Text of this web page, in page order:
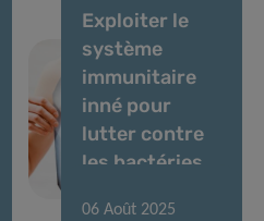
Exploiter le
système
immunitaire
inné pour
lutter contre
les bactéries
06 Août 2025